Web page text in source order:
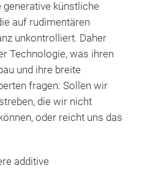
generative künstliche
auf rudimentären
unkontrolliert. Daher
Technologie, was ihren
und ihre breite
fragen: Sollen wir
die wir nicht
oder reicht uns das
additive